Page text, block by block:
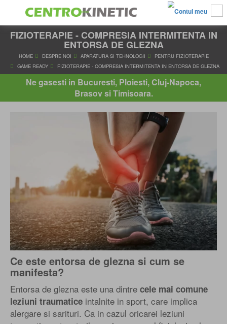
FIZIOTERAPIE - COMPRESIA INTERMITENTA IN
ENTORSA DE GLEZNA
HOME DESPRE NOI APARATURA SI TEHNOLOGII
PENTRU
GAME READY
FIZIOTERAPIE - COMPRESIA INTERMITENTA IN
Ne gasesti in Bucuresti, Ploiesti, Cluj-Napoca,
Brasov si Timisoara.
Ce este entorsa de glezna si cum se
manifesta?
Entorsa de glezna este una dintre cele mai comune
leziuni traumatice intalnite in sport, care implica
alergare si sarituri. Ca in cazul oricarei leziuni